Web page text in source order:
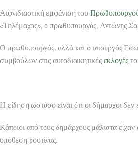
Αιφνιδιαστική εμφάνιση του
«Τηλέμαχος», ο πρωθυπουργός, Αντώνης
Ο πρωθυπουργός, αλλά και ο υπουργός
συμβούλων στις αυτοδιοικητικές εκλογές
Η είδηση ωστόσο είναι ότι οι δήμαρχοι δεν
Κάποιοι από τους δημάρχους μάλιστα
υπόθεση ρουτίνας.